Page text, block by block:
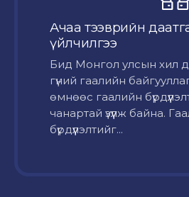
Ачаа тээврийн
үйлчилгээ
Бид Монгол улсын хил
гүний гаалийн
өмнөөс гаалийн
чанартай үзүүлж байна.
бүрдүүлэлтийг...